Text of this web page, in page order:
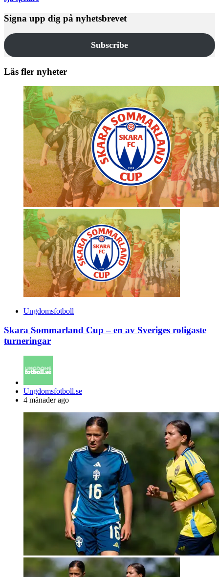
Signa upp dig på nyhetsbrevet
Subscribe
Läs fler nyheter
Ungdomsfotboll
Skara Sommarland Cup – en av Sveriges roligaste
turneringar
Posted
by
Ungdomsfotboll.se
4 månader ago